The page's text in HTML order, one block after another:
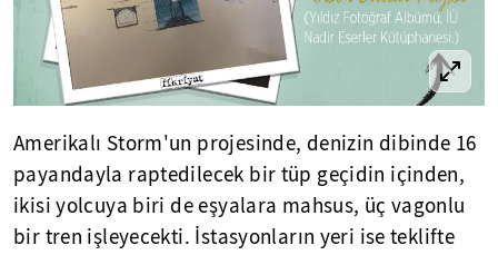
Amerikalı Storm'un projesinde, denizin dibinde 16
payandayla raptedilecek bir tüp geçidin içinden,
ikisi yolcuya biri de eşyalara mahsus, üç vagonlu
bir tren işleyecekti. İstasyonların yeri ise teklifte